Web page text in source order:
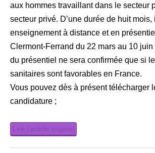
aux hommes travaillant dans le secteur
secteur privé. D’une durée de huit mois,
enseignement à distance et en
Clermont-Ferrand du 22 mars au 10
du présentiel ne sera confirmée que si
sanitaires sont favorables en France.
Vous pouvez dès à présent télécharger
candidature ;
Lire l’article original